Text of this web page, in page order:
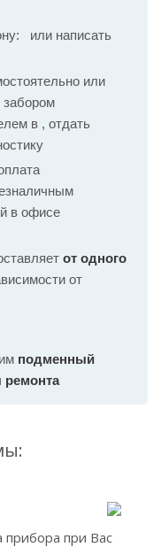
или написать
или
забором
в , отдать
в офисе
от одного
от
подменный
ремонта
при Вас